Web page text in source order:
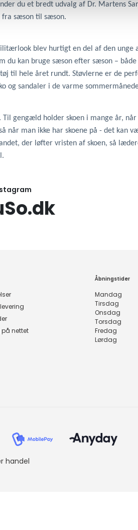
du et bredt udvalg af Dr. Martens
fra sæson til sæson.
blev hurtigt en del af den unge
kan bruge sæson efter sæson –
til hele året rundt. Støvlerne er de
og sandaler i de varme
gengæld holder skoen i mange år,
man ikke har skoene på - det kan
der løfter vristen af skoen, så
på nettet
Åbningstider
Mandag
Tirsdag
Onsdag
Torsdag
Fredag
Lørdag
handel